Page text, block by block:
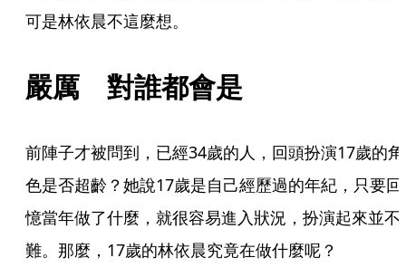
可是林依晨不這麼想。
嚴厲　對誰都會是
前陣子才被問到，已經34歲的人，回頭扮演17歲的角
色是否超齡？她說17歲是自己經歷過的年紀，只要回
憶當年做了什麼，就很容易進入狀況，扮演起來並不
難。那麼，17歲的林依晨究竟在做什麼呢？